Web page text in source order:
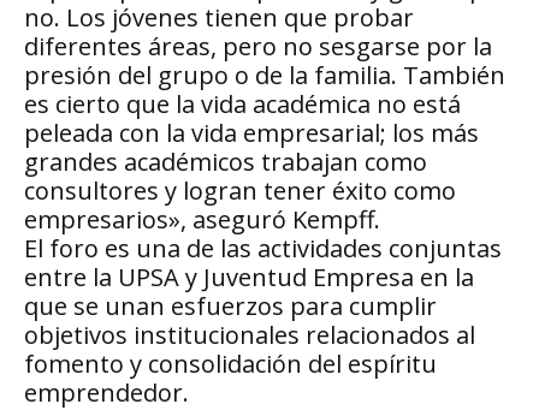
no. Los jóvenes tienen que probar
diferentes áreas, pero no sesgarse por la
presión del grupo o de la familia. También
es cierto que la vida académica no está
peleada con la vida empresarial; los más
grandes académicos trabajan como
consultores y logran tener éxito como
empresarios», aseguró Kempff.
El foro es una de las actividades conjuntas
entre la UPSA y Juventud Empresa en la
que se unan esfuerzos para cumplir
objetivos institucionales relacionados al
fomento y consolidación del espíritu
emprendedor.